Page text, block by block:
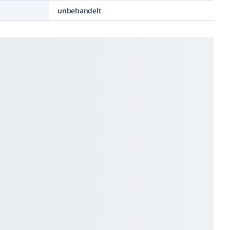
unbehandelt